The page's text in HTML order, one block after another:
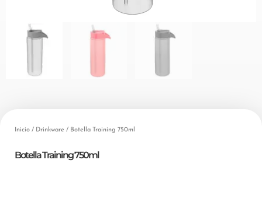
Inicio / Drinkware / Botella Training 750ml
Botella Training 750ml